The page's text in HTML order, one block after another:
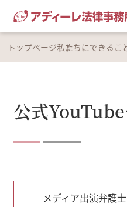
トップページ私たちにできるこ
公式
メディア出演弁護